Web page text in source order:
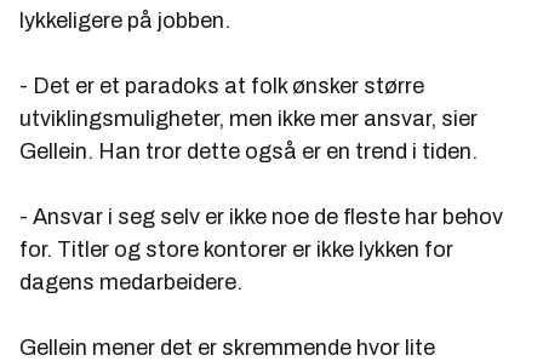
lykkeligere på jobben.
- Det er et paradoks at folk ønsker større
utviklingsmuligheter, men ikke mer ansvar, sier
Gellein. Han tror dette også er en trend i tiden.
- Ansvar i seg selv er ikke noe de fleste har behov
for. Titler og store kontorer er ikke lykken for
dagens medarbeidere.
Gellein mener det er skremmende hvor lite